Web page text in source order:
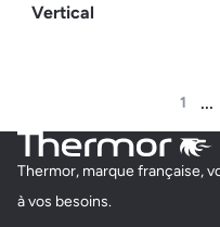
Vertical
1 ...
Thermor, marque française,
à vos besoins.